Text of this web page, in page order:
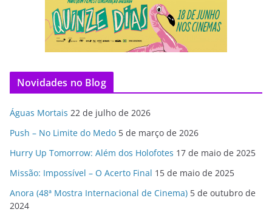
Novidades no Blog
Águas Mortais 22 de julho de 2026
Push – No Limite do Medo 5 de março de 2026
Hurry Up Tomorrow: Além dos Holofotes 17 de maio de 2025
Missão: Impossível – O Acerto Final 15 de maio de 2025
Anora (48ª Mostra Internacional de Cinema) 5 de outubro de
2024